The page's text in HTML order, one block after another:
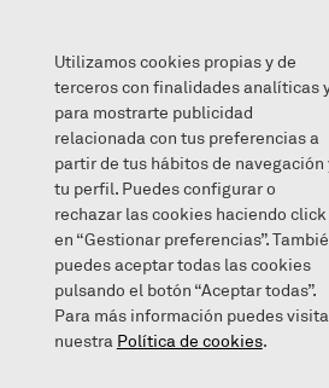
TENPERA ETA COLLAGE
(HH5, 1. eta 2.maila)
2014/02/12
Utilizamos cookies propias y de
terceros con finalidades analíticas
para mostrarte publicidad
relacionada con tus preferencias a
partir de tus hábitos de navegación
tu perfil. Puedes configurar o
rechazar las cookies haciendo click
en “Gestionar preferencias”.
puedes aceptar todas las cookies
pulsando el botón “Aceptar todas”.
Para más información puedes
nuestra Política de cookies.